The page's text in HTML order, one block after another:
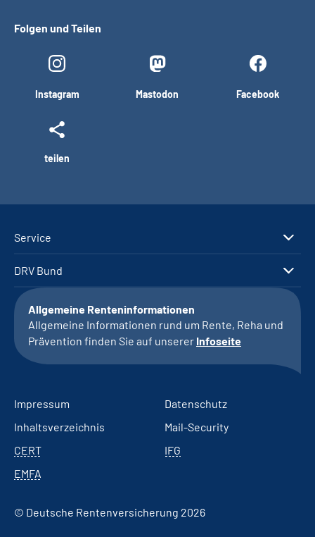
Folgen und Teilen
Instagram Mastodon Facebook
teilen
Service
DRV Bund
Allgemeine Renteninformationen
Allgemeine Informationen rund um Rente, Reha und
Prävention finden Sie auf unserer Infoseite
Impressum
Datenschutz
Inhaltsverzeichnis
Mail-Security
CERT
IFG
EMFA
© Deutsche Rentenversicherung 2026